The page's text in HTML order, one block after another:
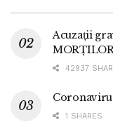
Acuzații
42937
1 SHARES